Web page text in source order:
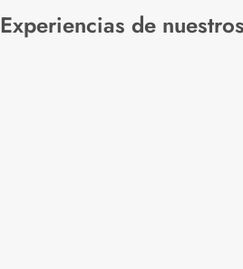
Experiencias de